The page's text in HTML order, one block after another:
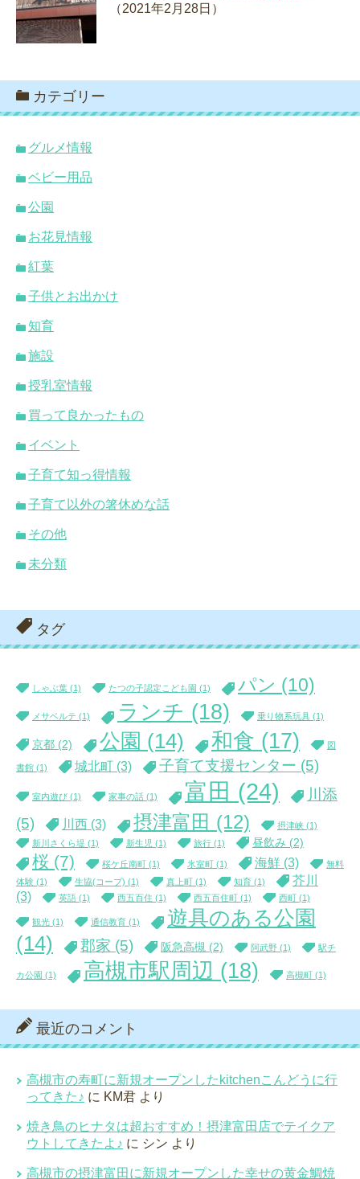
（2021年2月28日）
カテゴリー
グルメ情報
ベビー用品
公園
お花見情報
紅葉
子供とお出かけ
知育
施設
授乳室情報
買って良かったもの
イベント
子育て知っ得情報
子育て以外の箸休めな話
その他
未分類
タグ
しゃぶ葉 (1) たつの子認定こども園 (1) パン (10)
メサベルテ (1) ランチ (18) 乗り物系玩具 (1)
京都 (2) 公園 (14) 和食 (17) 図
書館 (1) 城北町 (3) 子育て支援センター (5)
室内遊び (1) 家事の話 (1) 富田 (24)
川添
(5)
川西 (3) 摂津富田 (12) 摂津峡 (1)
新川さくら堤 (1) 新生児 (1) 旅行 (1) 昼飲み (2)
桜 (7) 桜ケ丘南町 (1) 氷室町 (1) 海鮮 (3)
無料
体験 (1) 生協(コープ) (1) 真上町 (1) 知育 (1)
芥川
(3)
英語 (1) 西五百住 (1) 西五百住町 (1) 西町 (1)
観光 (1) 通信教育 (1)
遊具のある公園
(14)
郡家 (5) 阪急高槻 (2) 阿武野 (1) 駅チ
カ公園 (1) 高槻市駅周辺 (18) 高槻町 (1)
最近のコメント
高槻市の寿町に新規オープンしたkitchenこんどうに行
ってきた♪ に KM君 より
焼き鳥のヒナタは超おすすめ！摂津富田店でテイクア
ウトしてきたよ♪ に シン より
高槻市の摂津富田に新規オープンした幸せの黄金鯛焼